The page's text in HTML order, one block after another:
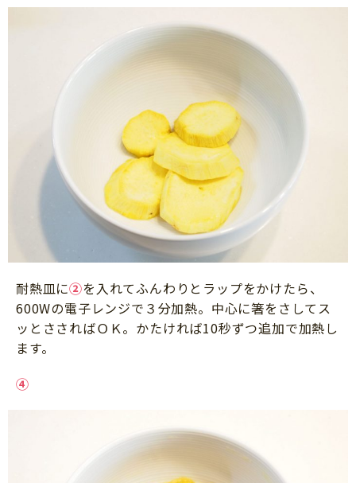
耐熱皿に②を入れてふんわりとラップをかけたら、
600Wの電子レンジで３分加熱。中心に箸をさしてス
ッとささればＯＫ。かたければ10秒ずつ追加で加熱し
ます。
④